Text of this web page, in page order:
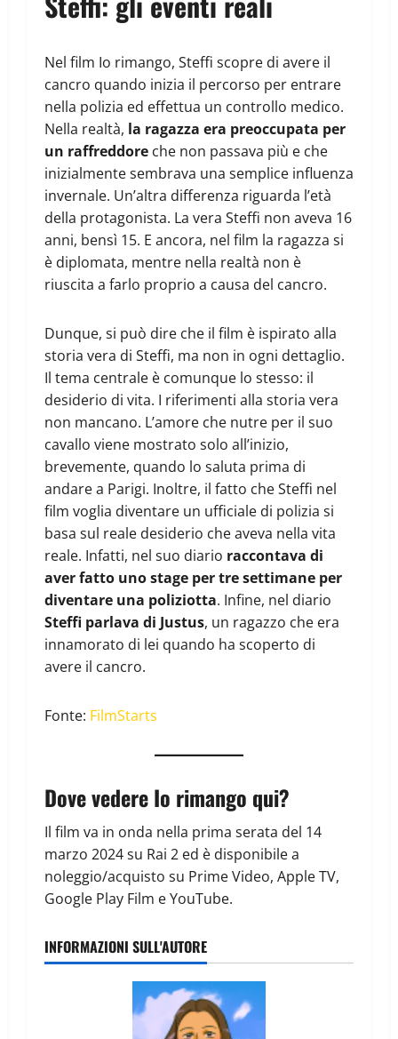
Nel film Io rimango, Steffi scopre di avere il
cancro quando inizia il percorso per entrare
nella polizia ed effettua un controllo medico.
Nella realtà, la ragazza era preoccupata per
un raffreddore che non passava più e che
inizialmente sembrava una semplice influenza
invernale. Un’altra differenza riguarda l’età
della protagonista. La vera Steffi non aveva 16
anni, bensì 15. E ancora, nel film la ragazza si
è diplomata, mentre nella realtà non è
riuscita a farlo proprio a causa del cancro.
Dunque, si può dire che il film è ispirato alla
storia vera di Steffi, ma non in ogni dettaglio.
Il tema centrale è comunque lo stesso: il
desiderio di vita. I riferimenti alla storia vera
non mancano. L’amore che nutre per il suo
cavallo viene mostrato solo all’inizio,
brevemente, quando lo saluta prima di
andare a Parigi. Inoltre, il fatto che Steffi nel
film voglia diventare un ufficiale di polizia si
basa sul reale desiderio che aveva nella vita
reale. Infatti, nel suo diario raccontava di
aver fatto uno stage per tre settimane per
diventare una poliziotta. Infine, nel diario
Steffi parlava di Justus, un ragazzo che era
innamorato di lei quando ha scoperto di
avere il cancro.
Fonte: FilmStarts
Dove vedere Io rimango qui?
Il film va in onda nella prima serata del 14
marzo 2024 su Rai 2 ed è disponibile a
noleggio/acquisto su Prime Video, Apple TV,
Google Play Film e YouTube.
INFORMAZIONI SULL'AUTORE